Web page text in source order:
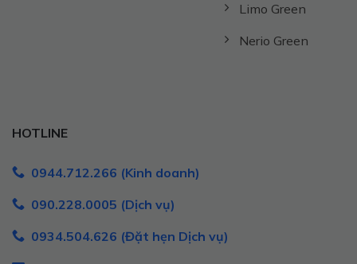
Limo Green
Nerio Green
HOTLINE
0944.712.266 (Kinh doanh)
090.228.0005 (Dịch vụ)
0934.504.626 (Đặt hẹn Dịch vụ)